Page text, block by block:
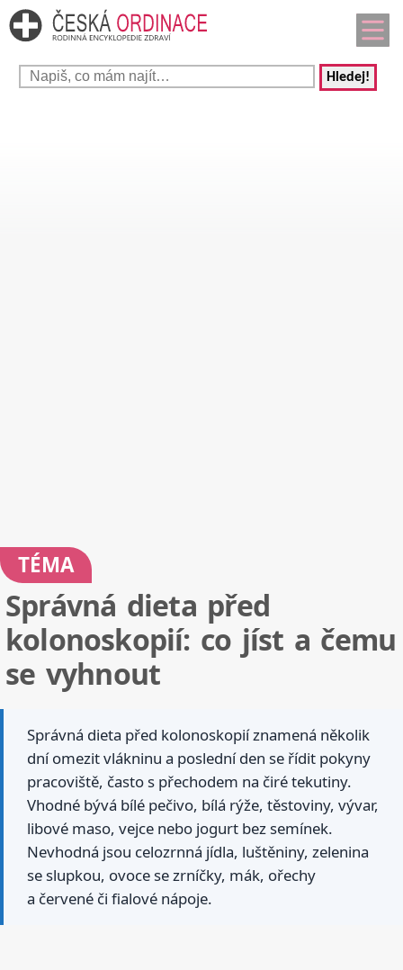
Hledej!
TÉMA
Správná dieta před
kolonoskopií: co jíst a čemu
se vyhnout
Správná dieta před kolonoskopií znamená několik
dní omezit vlákninu a poslední den se řídit pokyny
pracoviště, často s přechodem na čiré tekutiny.
Vhodné bývá bílé pečivo, bílá rýže, těstoviny, vývar,
libové maso, vejce nebo jogurt bez semínek.
Nevhodná jsou celozrnná jídla, luštěniny, zelenina
se slupkou, ovoce se zrníčky, mák, ořechy
a červené či fialové nápoje.